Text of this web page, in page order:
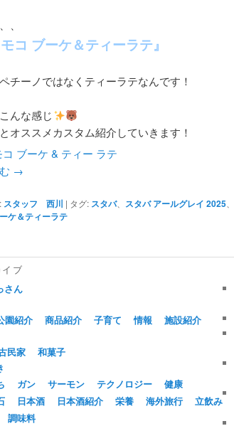
、
モコ ブーケ＆ティーラテ』
チーノではなくティーラテなんです！
んな感じ
オススメカスタム紹介していきます！
→
スタッフ 西川 | タグ: スタバ、 スタバ アールグレイ 2025
ケ＆ティーラテ
ブ
さん
園紹介 商品紹介 子育て 情報
施設紹介
民家
和菓子
ガン サーモン テクノロジー
健康
日本酒 日本酒紹介 栄養 海外旅行
立飲み
調味料